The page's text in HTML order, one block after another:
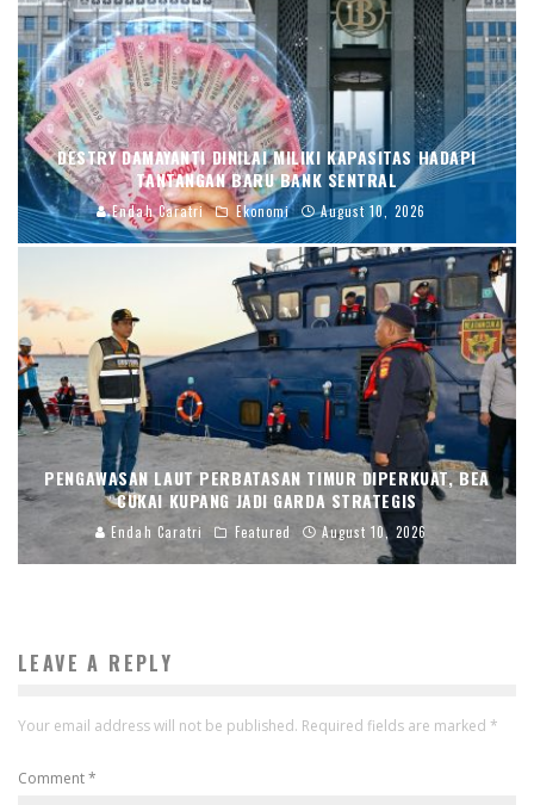
DESTRY DAMAYANTI DINILAI MILIKI KAPASITAS HADAPI
TANTANGAN BARU BANK SENTRAL
Endah Caratri Ekonomi August 10, 2026
PENGAWASAN LAUT PERBATASAN TIMUR DIPERKUAT, BEA
CUKAI KUPANG JADI GARDA STRATEGIS
Endah Caratri Featured August 10, 2026
LEAVE A REPLY
Your email address will not be published. Required fields are marked *
Comment*